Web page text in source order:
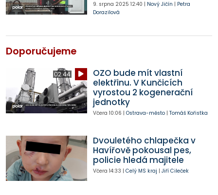
9. srpna 2025 12:40 | Nový Jičín | Petra
Dorazilová
Doporučujeme
02:44
OZO bude mít vlastní
elektřinu. V Kunčicích
vyrostou 2 kogenerační
jednotky
Včera 10:06 | Ostrava-město| Tomáš Kořistka
Dvouletého chlapečka v
Havířově pokousal pes,
policie hledá majitele
Včera 14:33 | Celý MS kraj | Jiří Cileček